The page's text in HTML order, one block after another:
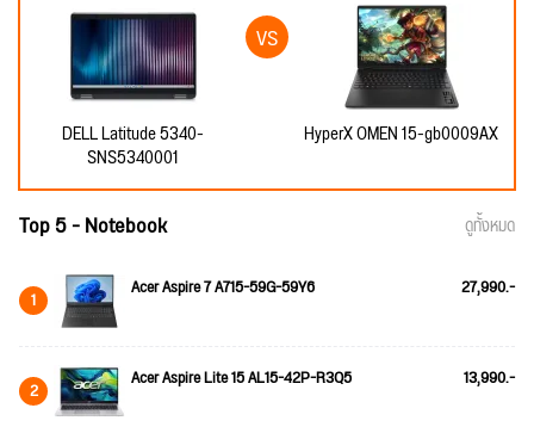
DELL Latitude 5340-
SNS5340001
HyperX OMEN 15-gb0009AX
Top 5 - Notebook ดูทั้งหมด
1 Acer Aspire 7 A715-59G-59Y6 27,990.-
2 Acer Aspire Lite 15 AL15-42P-R3Q5 13,990.-